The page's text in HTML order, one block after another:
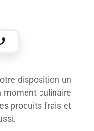
disposition un
moment culinaire
produits frais et